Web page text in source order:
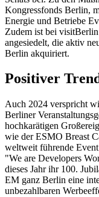
Kongressfonds Berlin,
Energie und Betriebe
Zudem ist bei
angesiedelt, die aktiv
Berlin akquiriert.
Positiver
Auch 2024 verspricht
Berliner
hochkarätigen
wie der ESMO Breast
weltweit führende
"We are Developers
dieses Jahr ihr 100.
EM ganz Berlin eine
unbezahlbaren